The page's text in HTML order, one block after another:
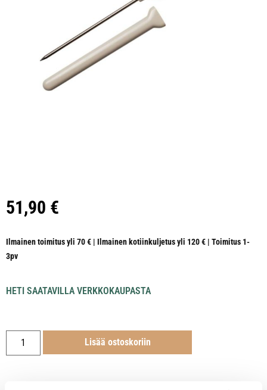
51,90 €
Ilmainen toimitus yli 70 € | Ilmainen kotiinkuljetus yli 120 € | Toimitus 1-
3pv
HETI SAATAVILLA VERKKOKAUPASTA
Lisää ostoskoriin